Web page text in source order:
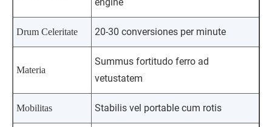
Drum Celeritate 20-30 conversiones per minute
Materia
Summus fortitudo ferro ad
vetustatem
Mobilitas Stabilis vel portable cum rotis